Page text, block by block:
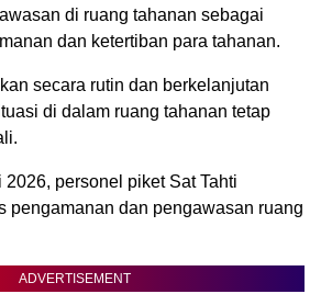
di ruang tahanan sebagai
dan ketertiban para tahanan.
secara rutin dan berkelanjutan
di dalam ruang tahanan tetap
personel piket Sat Tahti
pengamanan dan pengawasan ruang
ADVERTISEMENT